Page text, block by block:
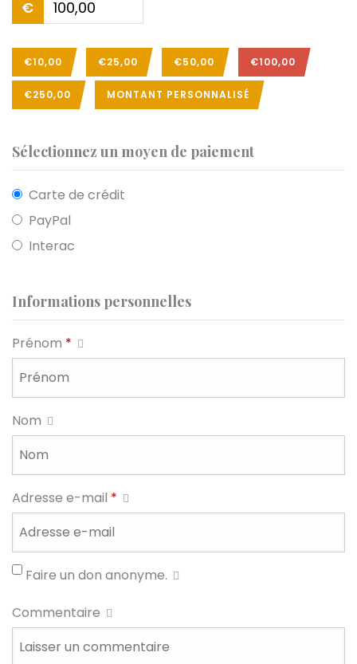
€
€10,00 €25,00 €50,00 €100,00
€250,00 MONTANT PERSONNALISÉ
Sélectionnez un moyen de paiement
Carte de crédit
PayPal
Interac
Informations personnelles
Prénom *
Nom
Adresse e-mail *
Faire un don anonyme.
Commentaire